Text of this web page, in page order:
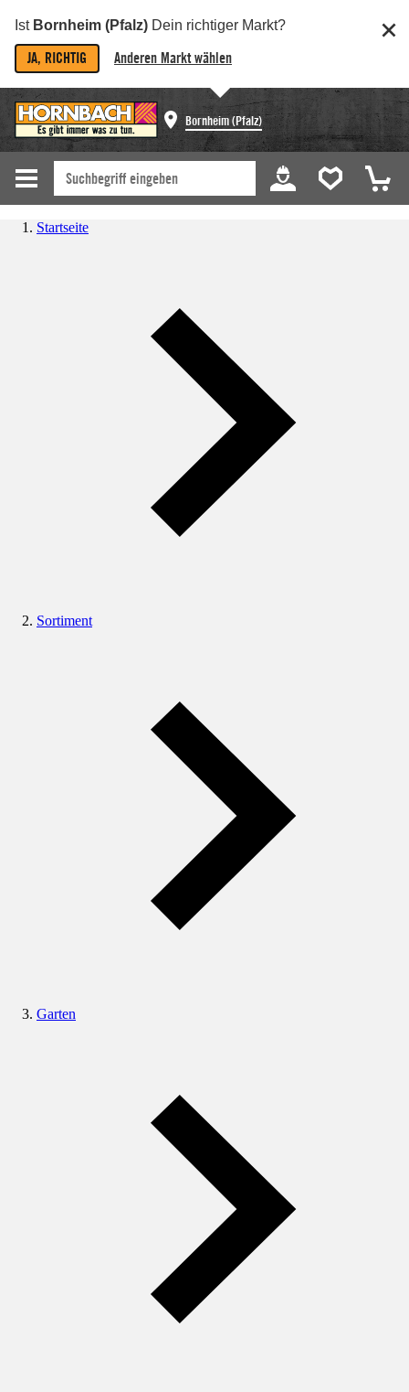
Ist Bornheim (Pfalz) Dein richtiger Markt?
JA, RICHTIG Anderen Markt wählen
Bornheim (Pfalz)
Startseite
Sortiment
Garten